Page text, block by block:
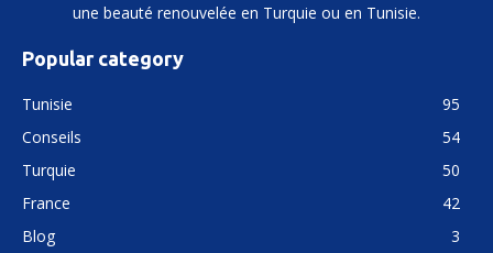
une beauté renouvelée en Turquie ou en Tunisie.
Popular category
Tunisie
95
Conseils
54
Turquie
50
France
42
Blog
3